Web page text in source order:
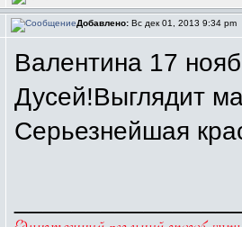
Добавлено: Вс дек 01, 2013 9:34 pm
Валентина 17
Дусей!Выглядит
Серьезнейшая